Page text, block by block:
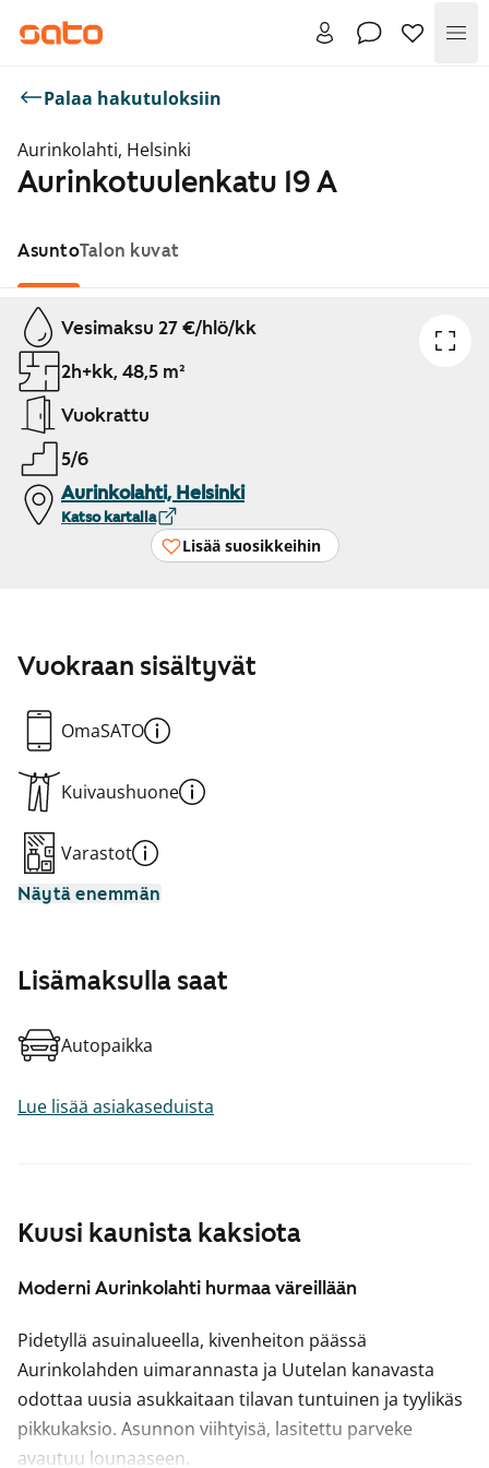
Palaa hakutuloksiin
Aurinkolahti, Helsinki
Aurinkotuulenkatu 19 A
AsuntoTalon kuvat
Näytetään dia 1 / 1
Vesimaksu 27 €/hlö/kk
2h+kk, 48,5 m²
Vuokrattu
5/6
Aurinkolahti, Helsinki
Katso kartalla
Lisää suosikkeihin
Kuusi kaunista kaksiota
Moderni Aurinkolahti hurmaa väreillään
Pidetyllä asuinalueella, kivenheiton päässä
Aurinkolahden uimarannasta ja Uutelan kanavasta
odottaa uusia asukkaitaan tilavan tuntuinen ja tyylikäs
pikkukaksio. Asunnon viihtyisä, lasitettu parveke
avautuu lounaaseen.
Vuokraan sisältyvät
OmaSATO
Kuivaushuone
Varastot
Näytä enemmän
Lisämaksulla saat
Autopaikka
Lue lisää asiakaseduista